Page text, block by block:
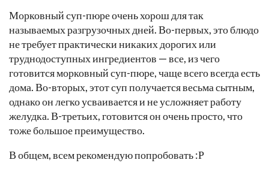
Морковный суп-пюре очень хорош для так
называемых разгрузочных дней. Во-первых, это блюдо
не требует практически никаких дорогих или
труднодоступных ингредиентов — все, из чего
готовится морковный суп-пюре, чаще всего всегда есть
дома. Во-вторых, этот суп получается весьма сытным,
однако он легко усваивается и не усложняет работу
желудка. В-третьих, готовится он очень просто, что
тоже большое преимущество.
В общем, всем рекомендую попробовать :Р